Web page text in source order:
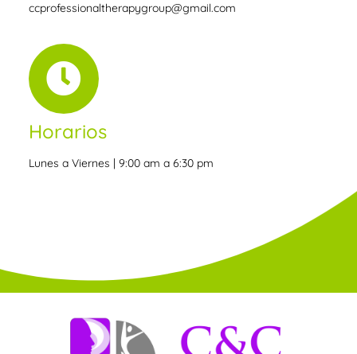
ccprofessionaltherapygroup@gmail.com
Horarios
Lunes a Viernes | 9:00 am a 6:30 pm